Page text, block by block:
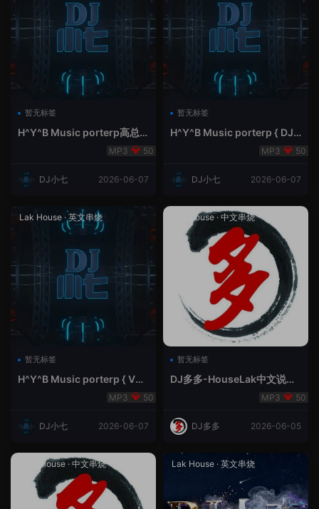
暂无标签
H^Y^B Music porterp高总
聆听 全英文Vina Lak House50
DJ小七 2026-06-07
暂无标签
H^Y^B Music porterp { DJ
小七&高总夜空中的风铃}
50
DJ小七 2026-06-07
Lak House ·英文串烧
暂无标签
H^Y^B Music porterp { V总
50
DJ小七 2026-06-07
Lak House· 中文串烧
暂无标签
DJ多多-HouseLak中文说唱
50
DJ多多 2026-06-05
Prog House · 中文串烧 Lak House · 英文串烧